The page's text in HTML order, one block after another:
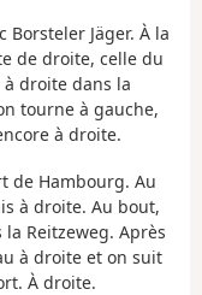
Jäger. À la
de droite, celle du
droite dans la
tourne à gauche,
à droite.
de Hambourg. Au
à droite. Au bout,
Reitzeweg. Après
à droite et on suit
À droite.